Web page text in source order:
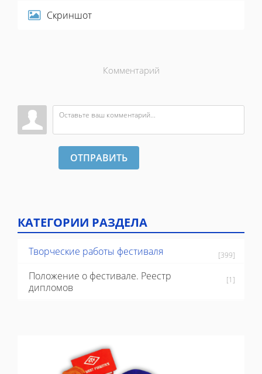
Скриншот
Комментарий
ОТПРАВИТЬ
КАТЕГОРИИ РАЗДЕЛА
Творческие работы фестиваля [399]
Положение о фестивале. Реестр
дипломов
[1]